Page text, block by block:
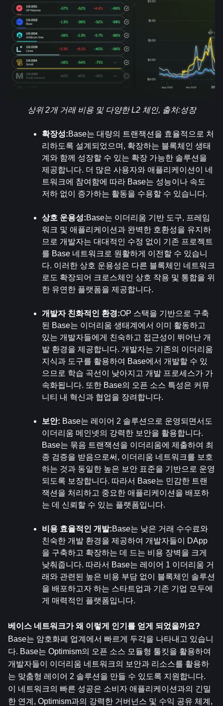
상위 2개 거래 비용 및 다양한 L2 체인, 출처:성장
확장성:Base는 대량의 트랜잭션을 효율적으로 처
리하도록 설계되었으며, 확장하는 블록체인 생태
계와 함께 성장할 수 있는 확장 가능한 솔루션을
제공합니다. 더 많은 사용자와 애플리케이션이 네
트워크에 참여함에 따라 Base는 성능이나 속도
저하 없이 증가하는 활동을 수용할 수 있습니다.
상호 운용성:Base는 이더리움 기반 도구, 프레임
워크 및 애플리케이션과 완벽한 호환성을 유지하
므로 개발자는 대대적인 수정 없이 기존 프로젝트
를 Base 네트워크로 원활하게 이전할 수 있습니
다. 이러한 상호 운용성은 다른 블록체인 네트워크
로도 확장되어 크로스체인 상호 작용 및 통합을 위
한 유연한 플랫폼을 제공합니다.
개발자 친화적인 환경:OP 스택을 기반으로 구축
된 Base는 이더리움 생태계에서 이미 활동하고
있는 개발자들에게 친숙하고 접근성이 뛰어난 개
발 환경을 제공합니다. 개발자는 기존의 이더리움
지식과 도구를 활용하여 Base에서 개발할 수 있
으므로 학습 곡선이 낮아지고 개발 프로세스가 가
속화됩니다. 또한 Base의 오픈 소스 특성은 커뮤
니티 내 혁신과 협업을 장려합니다.
보안: Base는 레이어 2 솔루션으로 운영되면서도
이더리움 메인넷의 강력한 보안을 활용합니다.
Base는 묶음 트랜잭션을 이더리움에 제출하여 최
종 검증을 받음으로써, 이더리움 네트워크를 보호
하는 것과 동일한 높은 보안 표준을 기반으로 운영
되도록 보장합니다. 따라서 Base는 민감한 트랜
잭션을 처리하고 중요한 애플리케이션을 배포하
는 데 신뢰할 수 있는 플랫폼입니다.
비용 효율적인 개발:Base는 낮은 거래 수수료와
친숙한 개발 환경을 제공하여 개발자들이 DApp
을 구축하고 확장하는 데 드는 비용 장벽을 크게
낮춰줍니다. 따라서 Base는 레이어 1 이더리움 거
래와 관련된 높은 비용 부담 없이 블록체인 솔루션
을 배포하고자 하는 스타트업과 기존 기업 모두에
게 매력적인 플랫폼입니다.
베이스 네트워크가 왜 이렇게 인기를 얻게 되었을까요?
Base는 암호화폐 업계에서 빠르게 두각을 나타내고 있습니
다. Base는 Optimism의 오픈 소스 모듈형 툴킷을 활용하여
개발자들이 이더리움 네트워크의 보안과 리소스를 활용하
는 맞춤형 레이어 2 솔루션을 만들 수 있도록 지원합니다.
이 네트워크의 빠른 성공은 소비자 애플리케이션과의 긴밀
한 연계, Optimism과의 강력한 거버넌스 및 수익 공유 체계,